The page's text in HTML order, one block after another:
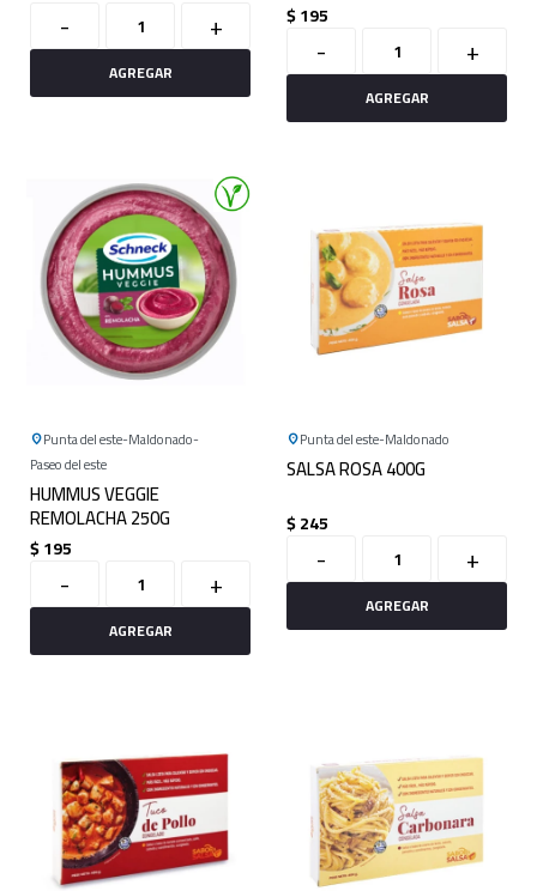
- + $195
- +
Punta del este Maldonado
Paseo del este
HUMMUS VEGGIE
REMOLACHA 250G
$195
- +
Punta del este Maldonado
SALSA ROSA 400G
$245
- +